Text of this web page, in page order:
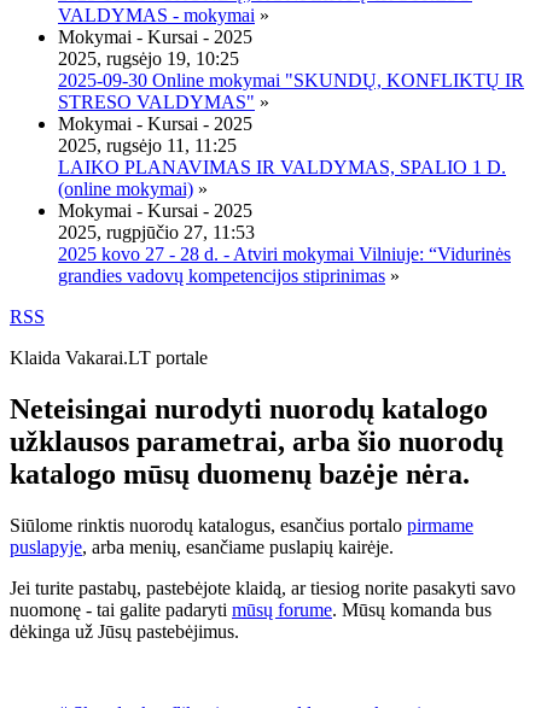
VALDYMAS - mokymai »
Mokymai - Kursai - 2025
2025, rugsėjo 19, 10:25
2025-09-30 Online mokymai "SKUNDŲ, KONFLIKTŲ IR
STRESO VALDYMAS" »
Mokymai - Kursai - 2025
2025, rugsėjo 11, 11:25
LAIKO PLANAVIMAS IR VALDYMAS, SPALIO 1 D.
(online mokymai) »
Mokymai - Kursai - 2025
2025, rugpjūčio 27, 11:53
2025 kovo 27 - 28 d. - Atviri mokymai Vilniuje: “Vidurinės
grandies vadovų kompetencijos stiprinimas »
RSS
Klaida Vakarai.LT portale
Neteisingai nurodyti nuorodų katalogo
užklausos parametrai, arba šio nuorodų
katalogo mūsų duomenų bazėje nėra.
Siūlome rinktis nuorodų katalogus, esančius portalo pirmame
puslapyje, arba menių, esančiame puslapių kairėje.
Jei turite pastabų, pastebėjote klaidą, ar tiesiog norite pasakyti savo
nuomonę - tai galite padaryti mūsų forume. Mūsų komanda bus
dėkinga už Jūsų pastebėjimus.